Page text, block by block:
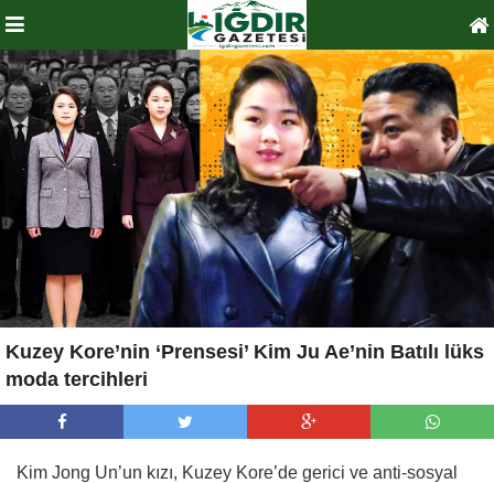
Kuzey Kore’nin ‘Prensesi’ Kim Ju Ae’nin Batılı lüks
moda tercihleri
Kim Jong Un’un kızı, Kuzey Kore’de gerici ve anti-sosyal